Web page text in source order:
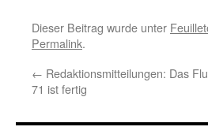
Dieser Beitrag wurde unter
Permalink.
← Redaktionsmitteilungen: Das
71 ist fertig